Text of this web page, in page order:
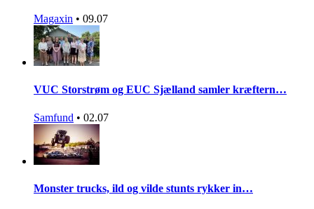
Magaxin • 09.07
VUC Storstrøm og EUC Sjælland samler kræftern…
Samfund • 02.07
Monster trucks, ild og vilde stunts rykker in…